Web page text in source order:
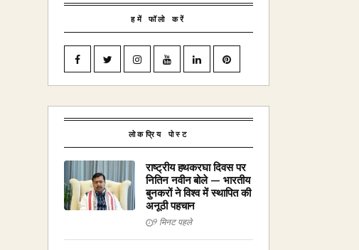
हमें फॉलो करें
लोकप्रिय पोस्ट
राष्ट्रीय हथकरघा दिवस पर
नितिन नवीन बोले — भारतीय
बुनकरों ने विश्व में स्थापित की
अनूठी पहचान
9 मिनट पहले